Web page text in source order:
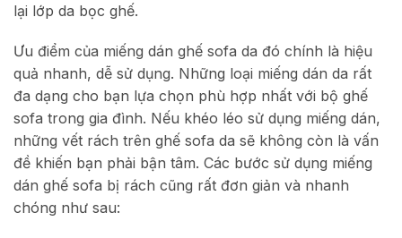
lại lớp da bọc ghế.
Ưu điểm của miếng dán ghế sofa da đó chính là hiệu
quả nhanh, dễ sử dụng. Những loại miếng dán da rất
đa dạng cho bạn lựa chọn phù hợp nhất với bộ ghế
sofa trong gia đình. Nếu khéo léo sử dụng miếng dán,
những vết rách trên ghế sofa da sẽ không còn là vấn
đề khiến bạn phải bận tâm. Các bước sử dụng miếng
dán ghế sofa bị rách cũng rất đơn giản và nhanh
chóng như sau: